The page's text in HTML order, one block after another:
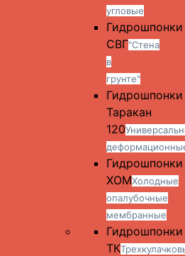
угловые
Гидрошпонки
СВГ"Стена
в
грунте"
Гидрошпонки
Таракан
120
Гидрошпонки
ХОМХолодные
опалубочные
мембранные
Гидрошпонки
ТК